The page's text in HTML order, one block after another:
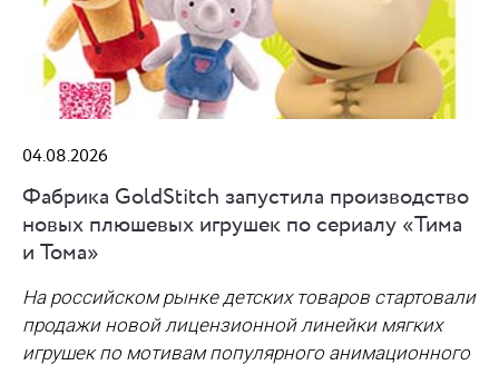
04.08.2026
Фабрика GoldStitch запустила производство
новых плюшевых игрушек по сериалу «Тима
и Тома»
На российском рынке детских товаров стартовали
продажи новой лицензионной линейки мягких
игрушек по мотивам популярного анимационного